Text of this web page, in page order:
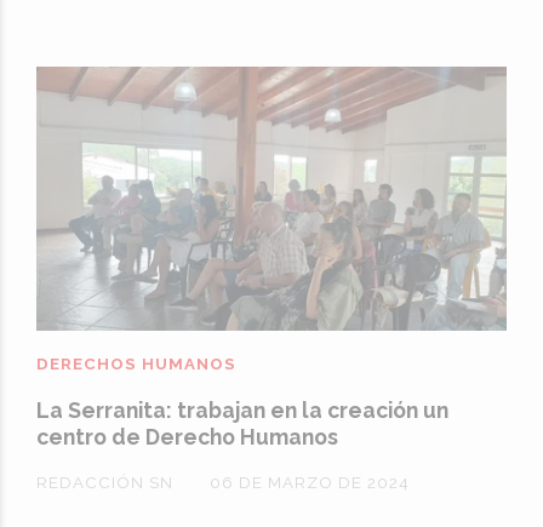
La Serranita: trabajan en la creación un
centro de Derecho Humanos
REDACCIÓN SN
DERECHOS HUMANOS
06 DE MARZO DE 2024